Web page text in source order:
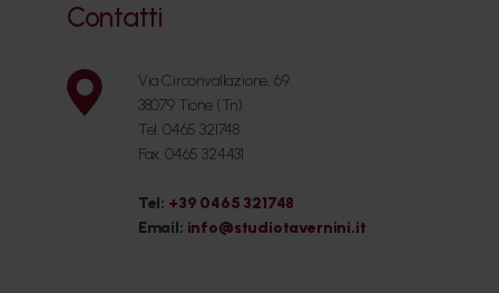
Contatti
Via Circonvallazione, 69.
38079 Tione (Tn)
Tel. 0465 321748
Fax. 0465 324431
Tel: +39 0465 321748
Email: info@studiotavernini.it